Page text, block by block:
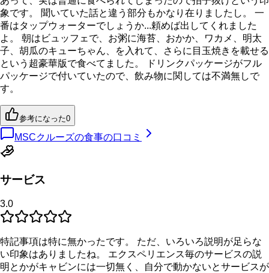
象です。 聞いていた話と違う部分もかなり在りましたし。 一
番はタップウォーターでしょうか...頼めば出してくれました
よ。 朝はビュッフェで、お粥に海苔、おかか、ワカメ、明太
子、胡瓜のキューちゃん、を入れて、さらに目玉焼きを載せる
という超豪華版で食べてました。 ドリンクパッケージがフル
パッケージで付いていたので、飲み物に関しては不満無しで
す。
参考になった0
MSCクルーズの食事の口コミ
サービス
3.0
特記事項は特に無かったです。 ただ、いろいろ説明が足らな
い印象はありましたね。 エクスペリエンス毎のサービスの説
明とかがキャビンには一切無く、自分で動かないとサービスが